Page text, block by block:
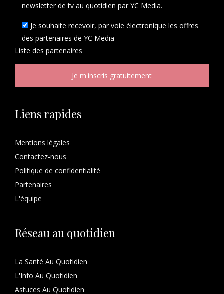
newsletter de tv au quotidien par YC Media.
Je souhaite recevoir, par voie électronique les offres
des partenaires de YC Media
Liste des partenaires
Liens rapides
Mentions légales
Contactez-nous
Politique de confidentialité
Partenaires
L'équipe
Réseau au quotidien
La Santé Au Quotidien
L'Info Au Quotidien
Astuces Au Quotidien